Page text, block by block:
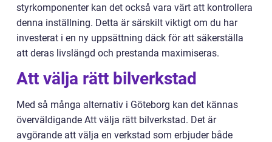
styrkomponenter kan det också vara värt att kontrollera
denna inställning. Detta är särskilt viktigt om du har
investerat i en ny uppsättning däck för att säkerställa
att deras livslängd och prestanda maximiseras.
Att välja rätt bilverkstad
Med så många alternativ i Göteborg kan det kännas
överväldigande Att välja rätt bilverkstad. Det är
avgörande att välja en verkstad som erbjuder både